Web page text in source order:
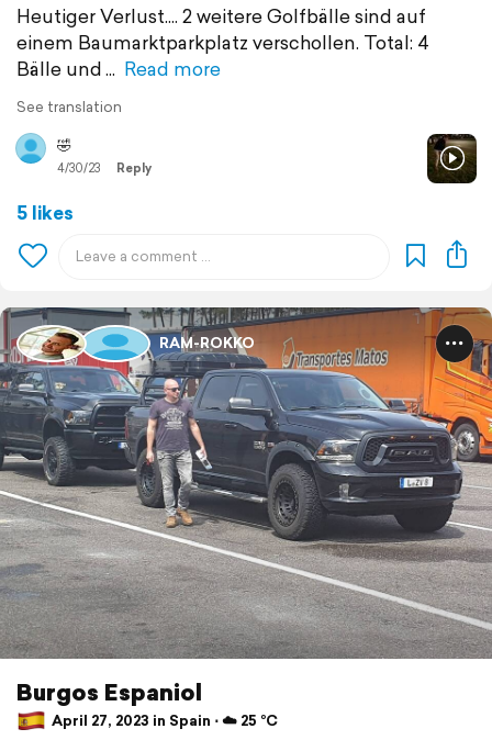
Heutiger Verlust.... 2 weitere Golfbälle sind auf
einem Baumarktparkplatz verschollen. Total: 4
Bälle und
Read more
See translation
🤣
4/30/23 Reply
5 likes
RAM-ROKKO
Burgos Espaniol
April 27, 2023 in Spain ⋅ ☁️ 25 °C